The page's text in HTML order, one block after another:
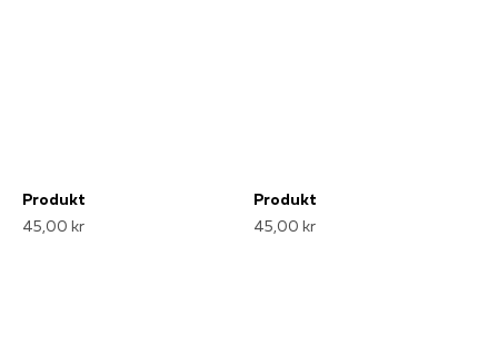
Produkt
45,00 kr
Produkt
45,00 kr